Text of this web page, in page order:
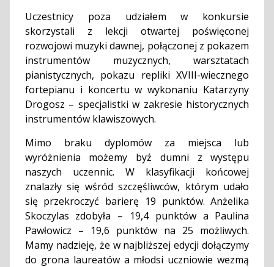
Uczestnicy poza udziałem w konkursie
skorzystali z lekcji otwartej poświęconej
rozwojowi muzyki dawnej, połączonej z pokazem
instrumentów muzycznych, warsztatach
pianistycznych, pokazu repliki XVIII-wiecznego
fortepianu i koncertu w wykonaniu Katarzyny
Drogosz – specjalistki w zakresie historycznych
instrumentów klawiszowych.
Mimo braku dyplomów za miejsca lub
wyróżnienia możemy byź dumni z występu
naszych uczennic. W klasyfikacji końcowej
znalazły się wśród szczęśliwców, którym udało
się przekroczyć barierę 19 punktów. Anżelika
Skoczylas zdobyła – 19,4 punktów a Paulina
Pawłowicz – 19,6 punktów na 25 możliwych.
Mamy nadzieję, że w najbliższej edycji dołączymy
do grona laureatów a młodsi uczniowie wezmą